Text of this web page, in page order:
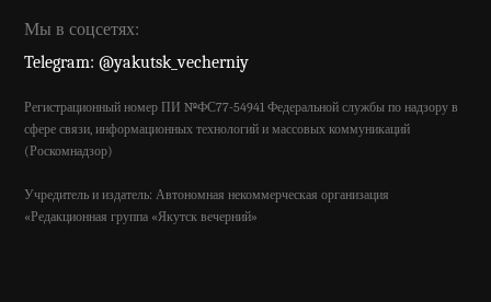
Мы в соцсетях:
Telegram: @yakutsk_vecherniy
Регистрационный номер ПИ №ФС77-54941 Федеральной службы по надзору в
сфере связи, информационных технологий и массовых коммуникаций
(Роскомнадзор)
Учредитель и издатель: Автономная некоммерческая организация
«Редакционная группа «Якутск вечерний»